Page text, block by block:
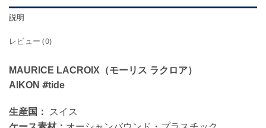
説明
レビュー (0)
MAURICE LACROIX（モーリス ラクロア）
AIKON #tide
生産国： スイス